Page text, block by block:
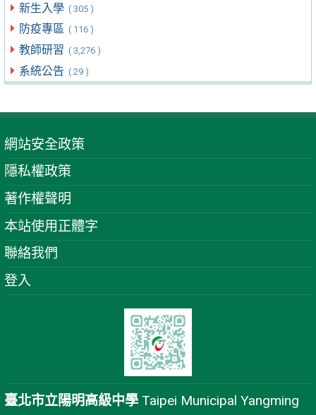
新生入學 ( 305 )
防疫專區 ( 116 )
教師研習 ( 3,276 )
系統公告 ( 29 )
網站安全政策
隱私權政策
著作權聲明
本站使用正體字
聯絡我們
登入
臺北市立陽明高級中學 Taipei Municipal Yangming